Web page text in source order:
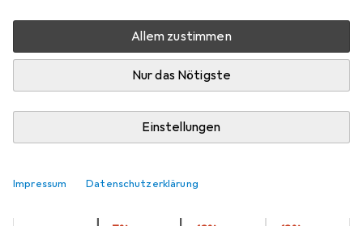
Allem zustimmen
Nur das Nötigste
Einstellungen
Impressum Datenschutzerklärung
Mehr als 10 Stück an Lager beim Lieferanten
Lieferort angeben für genaue Lieferzeit
1 Stück
2 Stück
3 Stück